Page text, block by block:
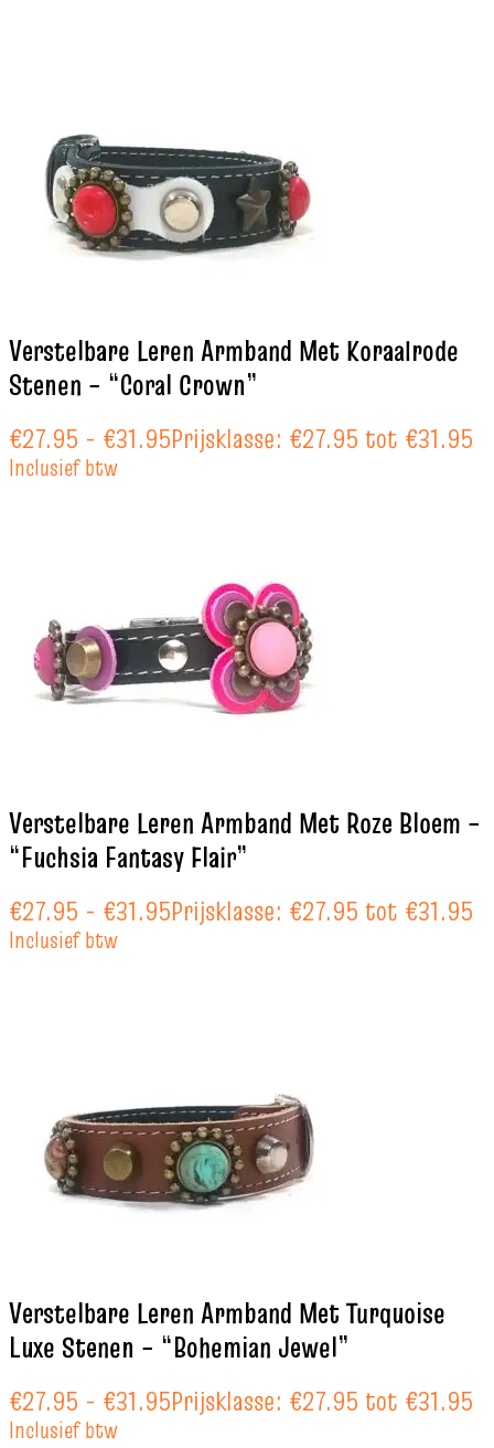
Verstelbare Leren Armband Met Koraalrode
Stenen – “Coral Crown”
€27.95 - €31.95Prijsklasse: €27.95 tot €31.95
Inclusief btw
Verstelbare Leren Armband Met Roze Bloem –
“Fuchsia Fantasy Flair”
€27.95 - €31.95Prijsklasse: €27.95 tot €31.95
Inclusief btw
Verstelbare Leren Armband Met Turquoise
Luxe Stenen – “Bohemian Jewel”
€27.95 - €31.95Prijsklasse: €27.95 tot €31.95
Inclusief btw